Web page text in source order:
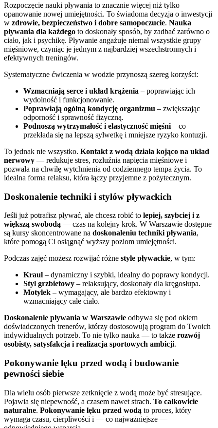
Rozpoczęcie nauki pływania to znacznie więcej niż tylko
opanowanie nowej umiejętności. To świadoma decyzja o inwestycji
w zdrowie, bezpieczeństwo i dobre samopoczucie. Nauka
pływania dla każdego to doskonały sposób, by zadbać zarówno o
ciało, jak i psychikę. Pływanie angażuje niemal wszystkie grupy
mięśniowe, czyniąc je jednym z najbardziej wszechstronnych i
efektywnych treningów.
Systematyczne ćwiczenia w wodzie przynoszą szereg korzyści:
Wzmacniają serce i układ krążenia – poprawiając ich
wydolność i funkcjonowanie.
Poprawiają ogólną kondycję organizmu – zwiększając
odporność i sprawność fizyczną.
Podnoszą wytrzymałość i elastyczność mięśni – co
przekłada się na lepszą sylwetkę i mniejsze ryzyko kontuzji.
To jednak nie wszystko. Kontakt z wodą działa kojąco na układ
nerwowy — redukuje stres, rozluźnia napięcia mięśniowe i
pozwala na chwilę wytchnienia od codziennego tempa życia. To
idealna forma relaksu, która łączy przyjemne z pożytecznym.
Doskonalenie techniki i stylów pływackich
Jeśli już potrafisz pływać, ale chcesz robić to lepiej, szybciej i z
większą swobodą — czas na kolejny krok. W Warszawie dostępne
są kursy skoncentrowane na doskonaleniu techniki pływania,
które pomogą Ci osiągnąć wyższy poziom umiejętności.
Podczas zajęć możesz rozwijać różne style pływackie, w tym:
Kraul – dynamiczny i szybki, idealny do poprawy kondycji.
Styl grzbietowy – relaksujący, doskonały dla kręgosłupa.
Motylek – wymagający, ale bardzo efektowny i
wzmacniający całe ciało.
Doskonalenie pływania w Warszawie odbywa się pod okiem
doświadczonych trenerów, którzy dostosowują program do Twoich
indywidualnych potrzeb. To nie tylko nauka — to także rozwój
osobisty, satysfakcja i realizacja sportowych ambicji.
Pokonywanie lęku przed wodą i budowanie
pewności siebie
Dla wielu osób pierwsze zetknięcie z wodą może być stresujące.
Pojawia się niepewność, a czasem nawet strach. To całkowicie
naturalne. Pokonywanie lęku przed wodą to proces, który
wymaga czasu, cierpliwości i — co najważniejsze —